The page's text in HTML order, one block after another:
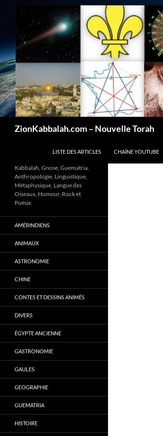
ZionKabbalah.com – Nouvelle Torah
LISTE DES ARTICLES
CHAÎNE YOUTUBE
Kabbalah, Gnose, Guematria,
Anthropologie, Linguistique,
Métaphysique, Langue des
Oiseaux, Humour, Rock et
Poésie.
AMÉRINDIENS
ANIMAUX
ASTRONOMIE
CHINE
CONTES ET DESSINS ANIMÉS
DIVERS
ÉGYPTE ANCIENNE
GASTRONOMIE
GAULES
GEOGRAPHIE
GUEMATRIA
HISTOIRE